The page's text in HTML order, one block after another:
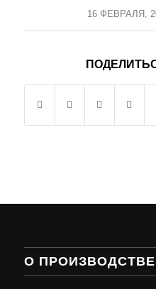
16 ФЕВРАЛЯ,
/
О